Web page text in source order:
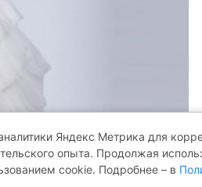
Яндекс Метрика для
опыта. Продолжая
cookie. Подробнее – в